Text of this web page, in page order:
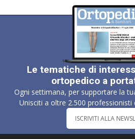
Le tematiche di
ortopedico a
Ogni settimana, per supportare la
Unisciti a oltre 2.500
ISCRIVITI ALLA